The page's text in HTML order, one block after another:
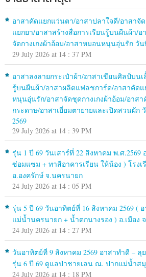
อาสาคัดแยกแว่นตา/อาสาปลาใจดี/อาสาจั
แยกยา/อาสาสร้างสื่อการเรียนรู้บนผืนผ้า/
จัดกางเกงผ้าอ้อม/อาสาหมอนหนุนอุ่นรัก วัน
29 July 2026 at 14 : 37 PM
อาสาลงลายกระเป๋าผ้า/อาสาเขียนศิลป์บน
รู้บนผืนผ้า/อาสาผลิตแฟลชการ์ด/อาสาคัด
หนุนอุ่นรัก/อาสาจัดชุดกางเกงผ้าอ้อม/อาส
กระดาษ/อาสาเยี่ยมตายายและเปิดสวนผัก
2569
29 July 2026 at 14 : 39 PM
รุ่น 1 ปี 69 วันเสาร์ที่ 22 สิงหาคม พ.ศ
ซ่อมแซม + ทาสีอาคารเรียน ให้น้อง ) โรง
อ.องครักษ์ จ.นครนายก
24 July 2026 at 14 : 05 PM
รุ่น 5 ปี 69 วันอาทิตย์ที่ 16 สิงหาคม 2569 (
แม่น้ำนครนายก + น้ำตกนางรอง ) อ.เมือง
24 July 2026 at 14 : 27 PM
วันอาทิตย์ที่ 9 สิงหาคม 2569 อาสาทำดี –
รุ่น 6 ปี 69 ดูแลป่าชายเลน ณ. ปากแม่น้ำส
24 July 2026 at 14 : 18 PM